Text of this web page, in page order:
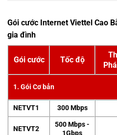
Gói cước Internet Viettel Cao
gia đình
Gói cước Tốc độ
1. Gói Cơ bản
NETVT1
300 Mbps
NETVT2
500 Mbps -
1Gbps